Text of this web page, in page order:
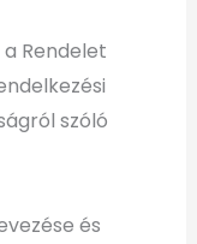
Rendelet
szóló
és